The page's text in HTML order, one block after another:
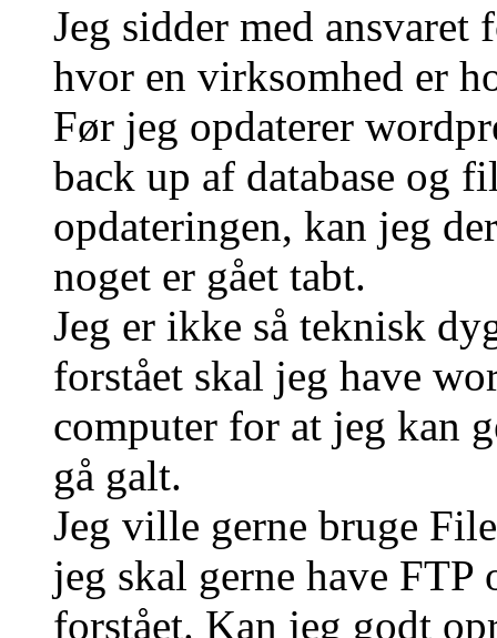
Jeg sidder med
hvor en virksomhed er
Før jeg opdaterer
back up af database og
opdateringen, kan jeg
noget er gået tabt.
Jeg er ikke så teknisk
forstået skal jeg have
computer for at jeg kan
gå galt.
Jeg ville gerne bruge
jeg skal gerne have
forstået. Kan jeg godt